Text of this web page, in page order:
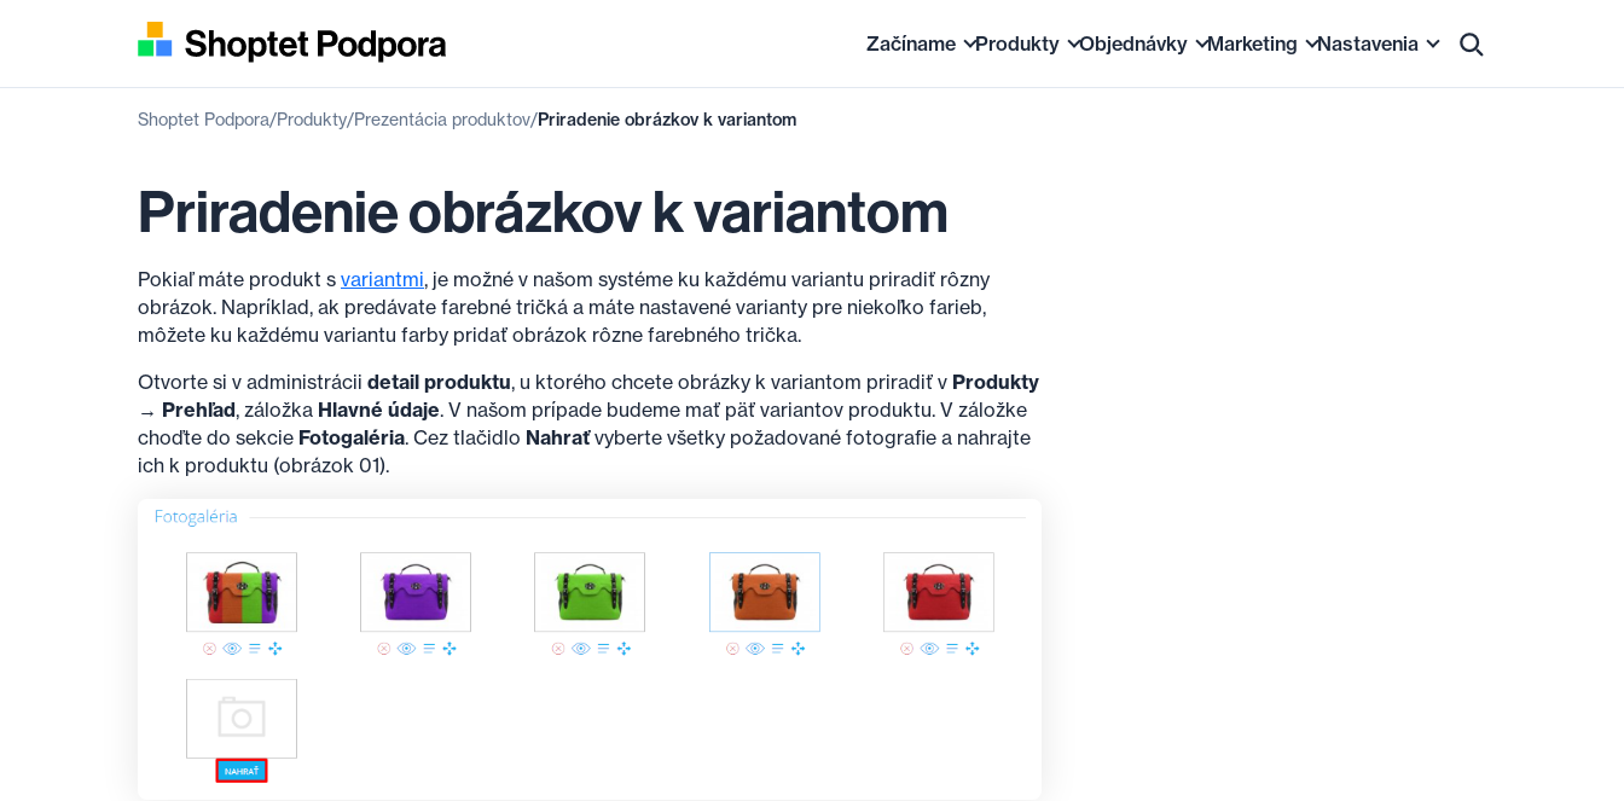
Začíname
Tipy pre začiatočníkov
Často kladené otázky
Prechod na Shoptet
Produkty Objednávky Marketing Nastavenia
Shoptet Podpora Produkty Prezentácia produktov Priradenie obrázkov k variantom
Priradenie obrázkov k variantom
Pokiaľ máte produkt s variantmi, je možné v našom systéme ku každému variantu priradiť rôzny
obrázok. Napríklad, ak predávate farebné tričká a máte nastavené varianty pre niekoľko farieb,
môžete ku každému variantu farby pridať obrázok rôzne farebného trička.
Otvorte si v administrácii detail produktu, u ktorého chcete obrázky k variantom priradiť v Produkty
→ Prehľad, záložka Hlavné údaje. V našom prípade budeme mať päť variantov produktu. V záložke
choďte do sekcie Fotogaléria. Cez tlačidlo Nahraťvyberte všetky požadované fotografie a nahrajte
ich k produktu (obrázok 01).